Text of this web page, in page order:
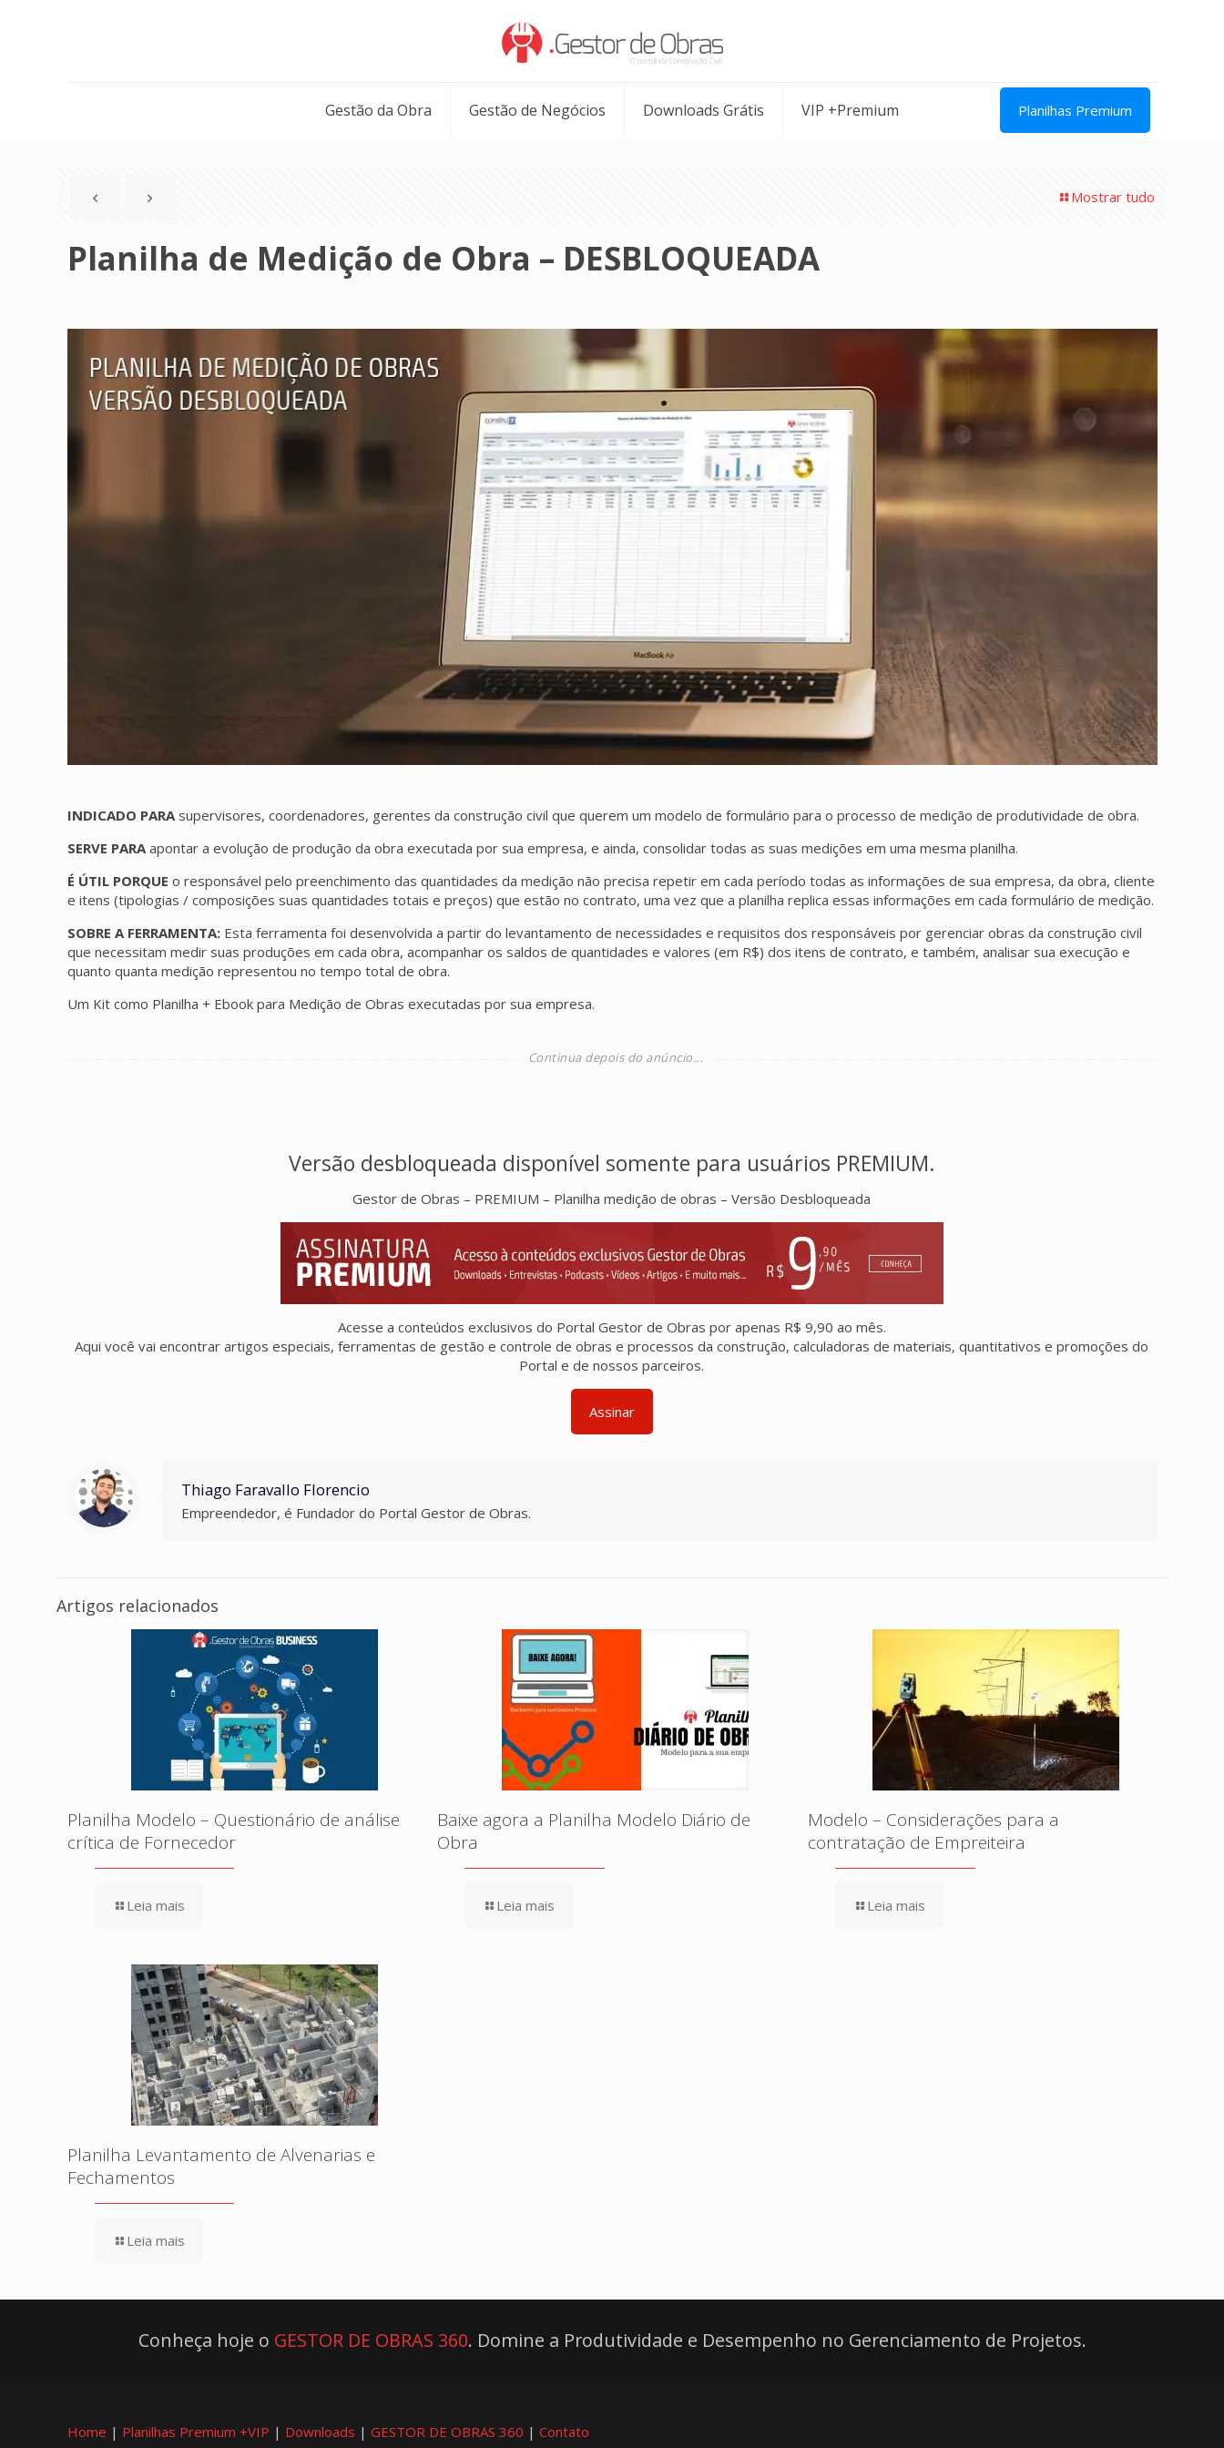
Gestão da Obra Gestão de Negócios Downloads Grátis VIP +Premium Planilhas Premium
Mostrar tudo
Planilha de Medição de Obra – DESBLOQUEADA
INDICADO PARAsupervisores, coordenadores, gerentes da construção civil que querem um modelo de formulário para o processo de medição de produtividade de obra.
SERVE PARAapontar a evolução de produção da obra executada por sua empresa, e ainda, consolidar todas as suas medições em uma mesma planilha.
É ÚTIL PORQUE o responsável pelo preenchimento das quantidades da medição não precisa repetir em cada período todas as informações de sua empresa, da obra, cliente
e itens (tipologias / composições suas quantidades totais e preços) que estão no contrato, uma vez que a planilha replica essas informações em cada formulário de medição.
SOBRE A FERRAMENTA: Esta ferramenta foi desenvolvida a partir do levantamento de necessidades e requisitos dos responsáveis por gerenciar obras da construção civil
que necessitam medir suas produções em cada obra, acompanhar os saldos de quantidades e valores (em R$) dos itens de contrato, e também, analisar sua execução e
quanto quanta medição representou no tempo total de obra.
Um Kit como Planilha + Ebook para Medição de Obras executadas por sua empresa.
Versão desbloqueada disponível somente para usuários PREMIUM.
Gestor de Obras – PREMIUM – Planilha medição de obras – Versão Desbloqueada
Acesse a conteúdos exclusivos do Portal Gestor de Obras por apenas R$ 9,90 ao mês.
Aqui você vai encontrar artigos especiais, ferramentas de gestão e controle de obras e processos da construção, calculadoras de materiais, quantitativos e promoções do
Portal e de nossos parceiros.
Assinar
Thiago Faravallo Florencio
Empreendedor, é Fundador do Portal Gestor de Obras.
Artigos relacionados
Planilha Modelo – Questionário de análise
crítica de Fornecedor
Leia mais
Baixe agora a Planilha Modelo Diário de
Obra
Leia mais
Modelo – Considerações para a
contratação de Empreiteira
Leia mais
Planilha Levantamento de Alvenarias e
Fechamentos
Leia mais
Conheça hoje o GESTOR DE OBRAS 360. Domine a Produtividade e Desempenho no Gerenciamento de Projetos.
Home | Planilhas Premium +VIP | Downloads | GESTOR DE OBRAS 360 | Contato